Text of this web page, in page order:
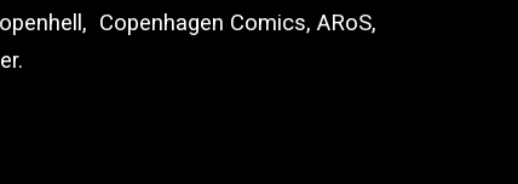
Copenhagen Comics, ARoS,